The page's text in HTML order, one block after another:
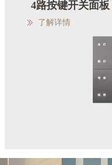
ꅀ 了解详情
4路按键开关面板